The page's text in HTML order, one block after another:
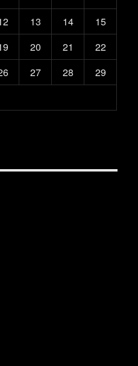
13 14
15
20 21
22
27 28
29